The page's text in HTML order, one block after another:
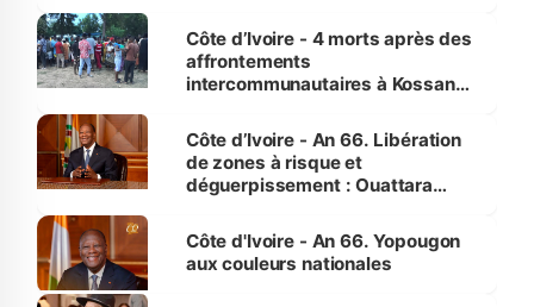
générations futures »
Côte d’Ivoire - 4 morts après des
affrontements
intercommunautaires à Kossandji
milieu des sinistrés
Côte d’Ivoire - An 66. Libération
de zones à risque et
déguerpissement : Ouattara
l'Etat de droit pour préserver les
vies humaines »
Côte d'Ivoire - An 66. Yopougon
aux couleurs nationales